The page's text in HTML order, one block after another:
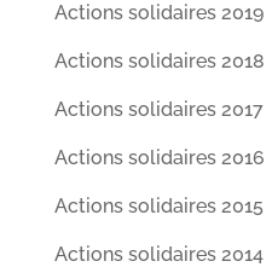
Actions solidaires 2019
Actions solidaires 2018
Actions solidaires 2017
Actions solidaires 2016
Actions solidaires 2015
Actions solidaires 2014